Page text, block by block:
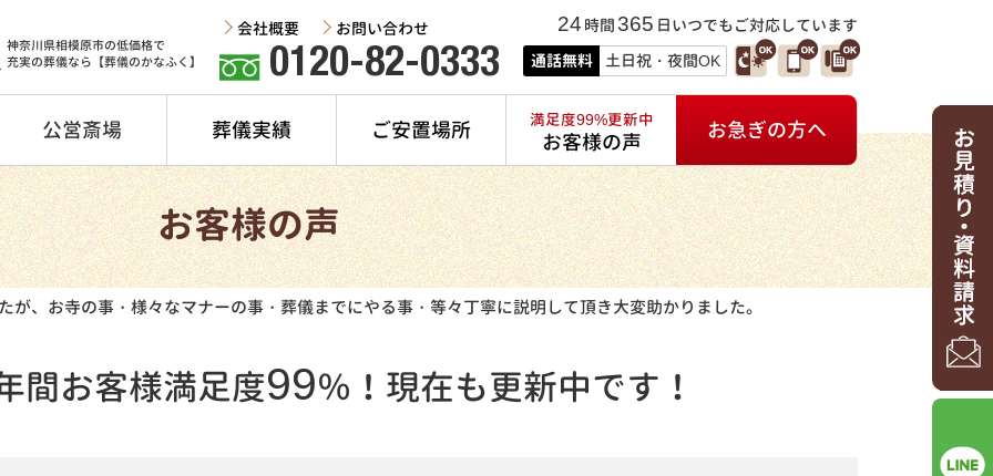
神奈川県相模原市の低価格で
充実の葬儀なら【葬儀のかなふく】
0120-82-0333
24 時間365 日いつでもご対応しています
通話無料 土日祝・夜間OK
会社概要 お問い合わせ
公営斎場 葬儀実績 ご安置場所 満足度99%更新中
お客様の声 お急ぎの方へ
お客様の声
が、お寺の事・様々なマナーの事・葬儀までにやる事・等々丁寧に説明して頂き大変助かりました。
間お客様満足度99％！ 現在も更新中です！